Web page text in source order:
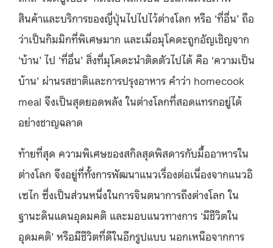
สินค้าและบริการของญี่ปุ่นไปไปไว้ต่างโลก หรือ ‘ที่อื่น’ ถือ
ว่าเป็นกิมมิกที่พิเศษมาก และเมื่อมุโคดะถูกอัญเชิญจาก
‘บ้าน’ ไป ‘ที่อื่น’ สิ่งที่มุโคดะนำติดตัวไปได้ คือ ‘ความเป็น
บ้าน’ ผ่านรสชาติและการปรุงอาหาร คำว่า homecook
meal จึงเป็นสุดยอดพลัง ในต่างโลกที่สอดแทรกอยู่ได้
อย่างชาญฉลาด
ท้ายที่สุด ความพิเศษของสกิลสุดพิสดารกับมื้ออาหารใน
ต่างโลก จึงอยู่ที่ทั้งการพัฒนาแนวเรื่องต่อเนื่องจากแนวอิ
เซไก ซึ่งเป็นส่วนหนึ่งในการจินตนาการถึงต่างโลก ใน
ฐานะดินแดนอุดมคติ และมอบแนวทางการ ‘มีชีวิตใน
อุดมคติ’ หรือมีชีวิตที่ดีในอีกรูปแบบ นอกเหนือจากการ